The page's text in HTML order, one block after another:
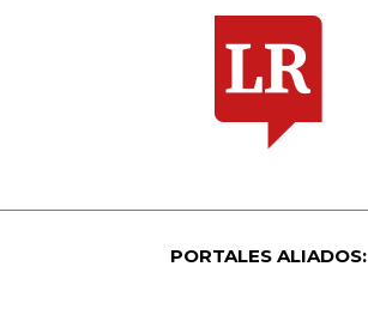
PORTALES ALIADOS: